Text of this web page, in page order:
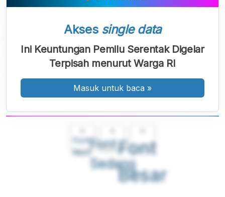
Font
Kecil
Font
Sedang
Font
Besar
Akses single data
Ini Keuntungan Pemilu Serentak Digelar
Terpisah menurut Warga RI
Masuk untuk baca »